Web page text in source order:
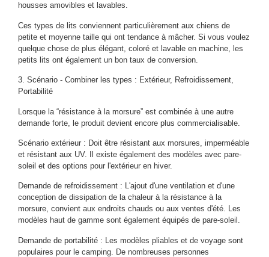
housses amovibles et lavables.
Ces types de lits conviennent particulièrement aux chiens de
petite et moyenne taille qui ont tendance à mâcher. Si vous voulez
quelque chose de plus élégant, coloré et lavable en machine, les
petits lits ont également un bon taux de conversion.
3. Scénario - Combiner les types : Extérieur, Refroidissement,
Portabilité
Lorsque la “résistance à la morsure” est combinée à une autre
demande forte, le produit devient encore plus commercialisable.
Scénario extérieur : Doit être résistant aux morsures, imperméable
et résistant aux UV. Il existe également des modèles avec pare-
soleil et des options pour l'extérieur en hiver.
Demande de refroidissement : L'ajout d'une ventilation et d'une
conception de dissipation de la chaleur à la résistance à la
morsure, convient aux endroits chauds ou aux ventes d'été. Les
modèles haut de gamme sont également équipés de pare-soleil.
Demande de portabilité : Les modèles pliables et de voyage sont
populaires pour le camping. De nombreuses personnes